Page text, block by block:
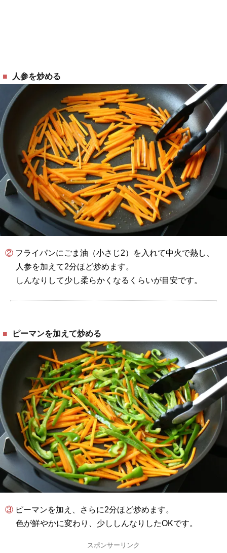
人参を炒める
② フライパンにごま油（小さじ2）を入れて中火で熱し、
人参を加えて2分ほど炒めます。
しんなりして少し柔らかくなるくらいが目安です。
ピーマンを加えて炒める
③ ピーマンを加え、さらに2分ほど炒めます。
色が鮮やかに変わり、少ししんなりしたOKです。
スポンサーリンク